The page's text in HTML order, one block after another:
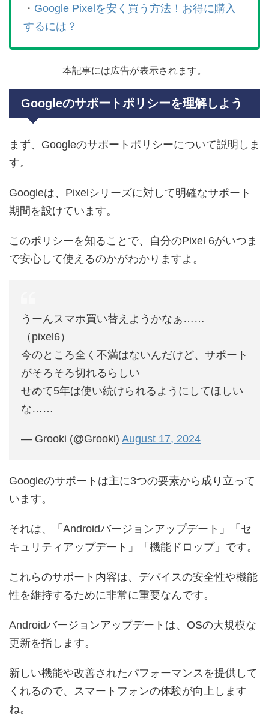
・ Google Pixelを安く買う方法！お得に購入
するには？
本記事には広告が表示されます。
Googleのサポートポリシーを理解しよう
まず、Googleのサポートポリシーについて説明しま
す。
Googleは、Pixelシリーズに対して明確なサポート
期間を設けています。
このポリシーを知ることで、自分のPixel 6がいつま
で安心して使えるのかがわかりますよ。
うーんスマホ買い替えようかなぁ……
（pixel6）
今のところ全く不満はないんだけど、サポート
がそろそろ切れるらしい
せめて5年は使い続けられるようにしてほしい
な……
— Grooki (@Grooki) August 17, 2024
Googleのサポートは主に3つの要素から成り立って
います。
それは、「Androidバージョンアップデート」「セ
キュリティアップデート」「機能ドロップ」です。
これらのサポート内容は、デバイスの安全性や機能
性を維持するために非常に重要なんです。
Androidバージョンアップデートは、OSの大規模な
更新を指します。
新しい機能や改善されたパフォーマンスを提供して
くれるので、スマートフォンの体験が向上します
ね。